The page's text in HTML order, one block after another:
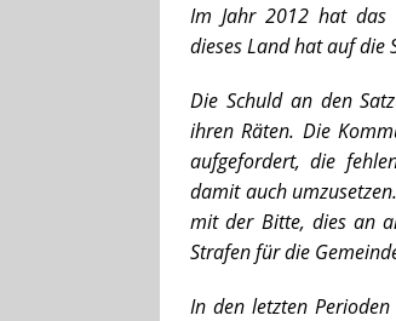
Im Jahr 2012 hat das
dieses Land hat auf die
Die Schuld an den
ihren Räten. Die
aufgefordert, die
damit auch
mit der Bitte, dies an
Strafen für die
In den letzten